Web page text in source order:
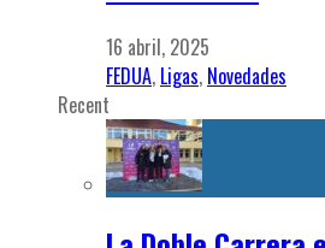
16 abril, 2025
FEDUA, Ligas, Novedades
Recent